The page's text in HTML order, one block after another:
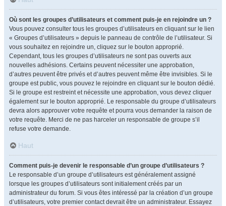
Où sont les groupes d’utilisateurs et comment puis-je en rejoindre un ?
Vous pouvez consulter tous les groupes d’utilisateurs en cliquant sur le lien
« Groupes d’utilisateurs » depuis le panneau de contrôle de l’utilisateur. Si
vous souhaitez en rejoindre un, cliquez sur le bouton approprié.
Cependant, tous les groupes d’utilisateurs ne sont pas ouverts aux
nouvelles adhésions. Certains peuvent nécessiter une approbation,
d’autres peuvent être privés et d’autres peuvent même être invisibles. Si le
groupe est public, vous pouvez le rejoindre en cliquant sur le bouton dédié.
Si le groupe est restreint et nécessite une approbation, vous devez cliquer
également sur le bouton approprié. Le responsable du groupe d’utilisateurs
devra alors approuver votre requête et pourra vous demander la raison de
votre requête. Merci de ne pas harceler un responsable de groupe s’il
refuse votre demande.
Haut
Comment puis-je devenir le responsable d’un groupe d’utilisateurs ?
Le responsable d’un groupe d’utilisateurs est généralement assigné
lorsque les groupes d’utilisateurs sont initialement créés par un
administrateur du forum. Si vous êtes intéressé par la création d’un groupe
d’utilisateurs, votre premier contact devrait être un administrateur. Essayez